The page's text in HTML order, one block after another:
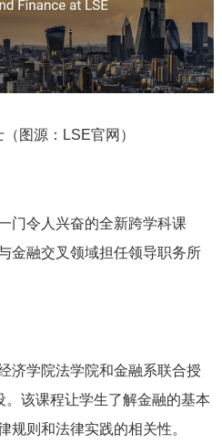
图源：LSE官网）
门令人兴奋的全新跨学科课
金融交叉领域担任领导职务所
济学院法学院和金融系联合授
该课程让学生了解金融的基本
规则和法律实践的相关性。